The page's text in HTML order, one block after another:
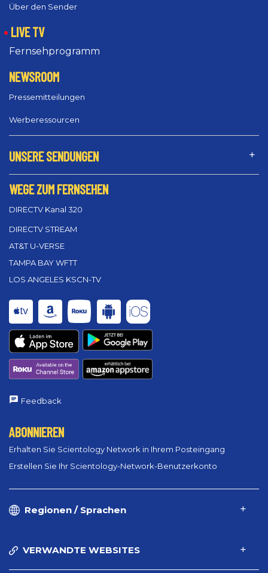
Über den Sender
LIVE TV
Fernsehprogramm
NEWSROOM
Pressemitteilungen
Werberessourcen
UNSERE SENDUNGEN
WEGE ZUM FERNSEHEN
DIRECTV Kanal 320
DIRECTV STREAM
AT&T U-VERSE
TAMPA BAY WFTT
LOS ANGELES KSCN-TV
Feedback
ABONNIEREN
Erhalten Sie Scientology Network in Ihrem Posteingang
Erstellen Sie Ihr Scientology-Network-Benutzerkonto
Regionen / Sprachen
VERWANDTE WEBSITES